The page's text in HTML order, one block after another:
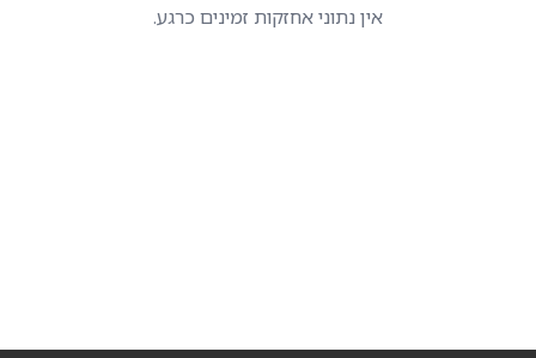
אין נתוני אחזקות זמינים כרגע.